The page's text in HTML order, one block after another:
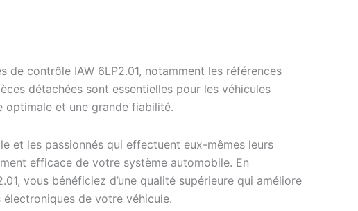
contrôle IAW 6LP2.01, notamment les références
détachées sont essentielles pour les véhicules
et une grande fiabilité.
et les passionnés qui effectuent eux-mêmes leurs
efficace de votre système automobile. En
vous bénéficiez d’une qualité supérieure qui améliore
de votre véhicule.